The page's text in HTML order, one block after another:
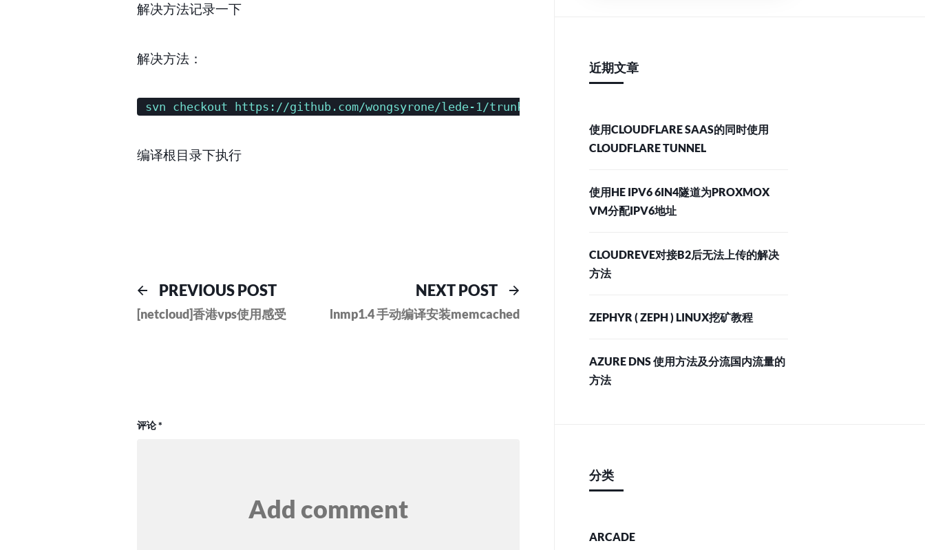
错
解决方法记录一下
解决方法：
svn checkout https://github.com/wongsyrone/lede-1/trunk/package/libs/mbedtls package/libs/mbedtls
编译根目录下执行
文
章
PREVIOUS POSTPrevious
post:
[netcloud]香港vps使用感受
NEXT POST
post:
lnmp1.4 手动编译安装memcached
评论*
近期文章
使用CLOUDFLARE SAAS的同时使用
CLOUDFLARE TUNNEL
使用HE IPV6 6IN4隧道为PROXMOX
VM分配IPV6地址
CLOUDREVE对接B2后无法上传的解决
方法
ZEPHYR ( ZEPH ) LINUX挖矿教程
AZURE DNS 使用方法及分流国内流量的
方法
分类
ARCADE